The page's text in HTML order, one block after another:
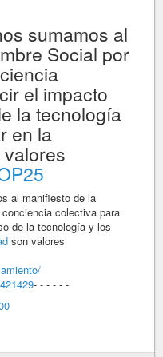
sumamos al
Social por
el impacto
la tecnología
en la
al manifiesto de la
colectiva para
de la tecnología y los
son valores
- - - - - -